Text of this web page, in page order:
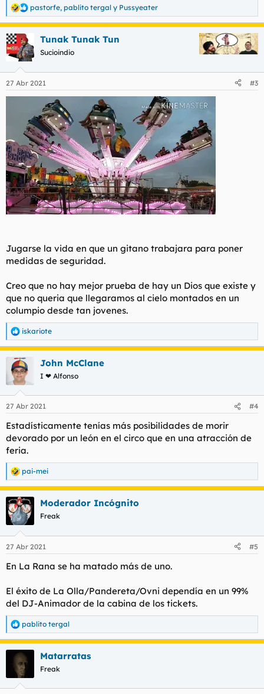
R
e
a
c
c
i
e
s
pastorfe, pablito tergal y Pussyeater
Tunak Tunak Tun
Sucioindio
27 Abr 2021 #3
Jugarse la vida en que un gitano trabajara para poner
medidas de seguridad.
Creo que no hay mejor prueba de hay un Dios que existe y
que no queria que llegaramos al cielo montados en un
columpio desde tan jovenes.
R
e
a
c
c
e
:
iskariote
John McClane
I ❤ Alfonso
27 Abr 2021 #4
Estadísticamente tenías más posibilidades de morir
devorado por un león en el circo que en una atracción de
feria.
R
e
a
c
c
i
e
:
pai-mei
Moderador Incógnito
Freak
27 Abr 2021 #5
En La Rana se ha matado más de uno.
El éxito de La Olla/Pandereta/Ovni dependía en un 99%
del DJ-Animador de la cabina de los tickets.
R
e
a
pablito tergal
Matarratas
Freak